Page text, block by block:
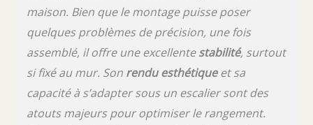
maison. Bien que le montage puisse poser
quelques problèmes de précision, une fois
assemblé, il offre une excellentestabilité, surtout
si fixé au mur. Son rendu esthétiqueet sa
capacité à s’adapter sous un escalier sont des
atouts majeurs pour optimiser le rangement.